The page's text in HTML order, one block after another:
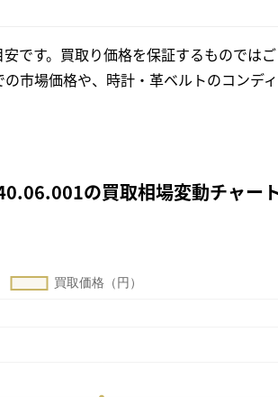
です。買取り価格を保証するものではご
市場価格や、時計・革ベルトのコンデ
の買取相場変動チャー